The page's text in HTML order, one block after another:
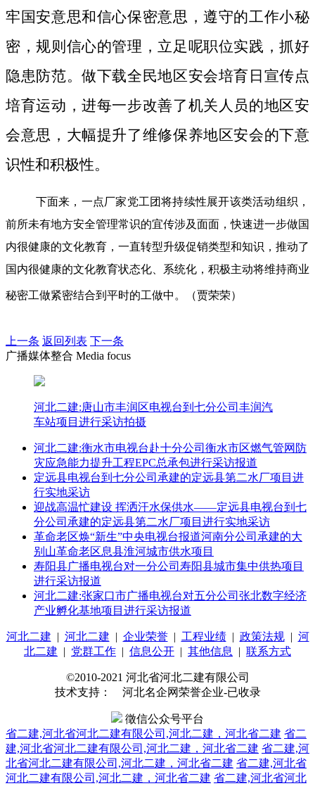
牢国安意思和信心保密意思，遵守的工作小秘
密，规则信心的管理，立足呢职位实践，抓好
隐患防范。做下载全民地区安会培育日宣传点
培育运动，进每一步改善了机关人员的地区安
会意思，大幅提升了维修保养地区安会的下意
识性和积极性。
下面来，一点厂家党工团将持续性展开该类活动组织，
前所未有地方安全管理常识的宜传涉及面面，快速进一步做国
内很健康的文化教育，一直转型升级促销类型和知识，推动了
国内很健康的文化教育状态化、系统化，积极主动将维持商业
秘密工做紧密结合到平时的工做中。（贾荣荣）
上一条 返回列表 下一条
广播媒体整合 Media focus
河北二建:唐山市丰润区电视台到七分公司丰润汽
车站项目进行采访拍摄
河北二建:衡水市电视台赴十分公司衡水市区燃气管网防
灾应急能力提升工程EPC总承包进行采访报道
定远县电视台到七分公司承建的定远县第二水厂项目进
行实地采访
迎战高温忙建设 挥洒汗水保供水——定远县电视台到七
分公司承建的定远县第二水厂项目进行实地采访
革命老区焕“新生”中央电视台报道河南分公司承建的大
别山革命老区息县淮河城市供水项目
寿阳县广播电视台对一分公司寿阳县城市集中供热项目
进行采访报道
河北二建:张家口市广播电视台对五分公司张北数字经济
产业孵化基地项目进行采访报道
河北二建 | 河北二建 | 企业荣誉| 工程业绩| 政策法规| 河
北二建 | 党群工作 | 信息公开 | 其他信息 | 联系方式
©2010-2021 河北省河北二建有限公司
技术支持： 河北名企网荣誉企业-已收录
徵信公众号平台
省二建,河北省河北二建有限公司,河北二建，河北省二建 省二
建,河北省河北二建有限公司,河北二建，河北省二建 省二建,河
北省河北二建有限公司,河北二建，河北省二建 省二建,河北省
河北二建有限公司,河北二建，河北省二建 省二建,河北省河北